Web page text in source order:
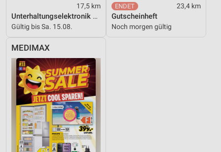
17,5 km
Unterhaltungselektronik 08/2026
Gültig bis Sa. 15.08.
23,4 km
Gutscheinheft
Noch morgen gültig
MEDIMAX